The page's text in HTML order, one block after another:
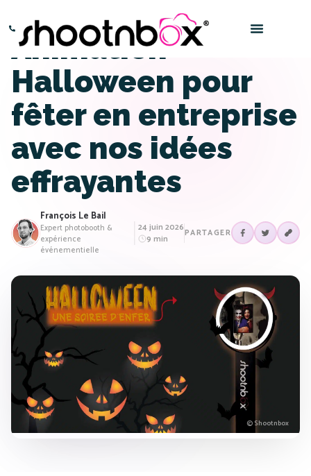
Animation
Halloween pour
fêter en entreprise
avec nos idées
effrayantes
François Le Bail
Expert photobooth &
expérience
événementielle
24 juin 2026
9 min
PARTAGER
© Shootnbox